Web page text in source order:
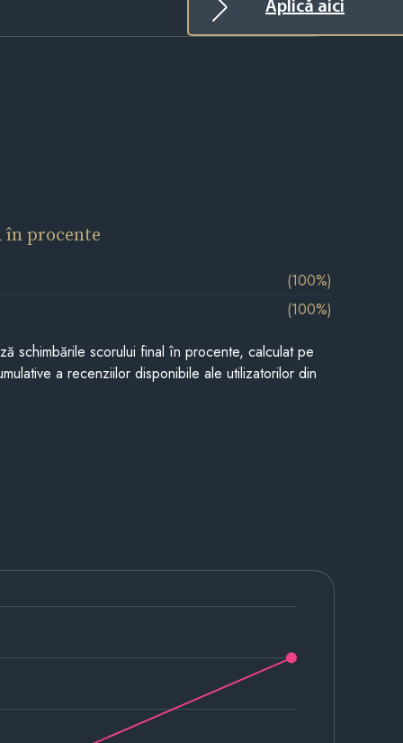
Aplică aici
în procente
(100%)
(100%)
schimbările scorului final în procente, calculat pe
a recenziilor disponibile ale utilizatorilor din